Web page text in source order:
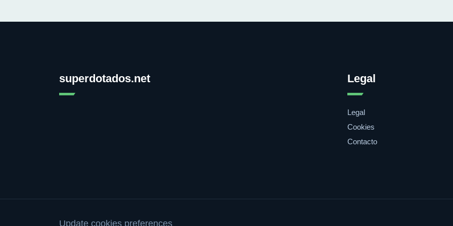
superdotados.net Legal
Legal
Cookies
Contacto
Update cookies preferences